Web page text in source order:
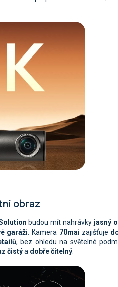
obraz
budou mít nahrávkyjasný
garáži. Kamera 70mai zajišťuje
, bez ohledu na světelné
čistýa dobře čitelný